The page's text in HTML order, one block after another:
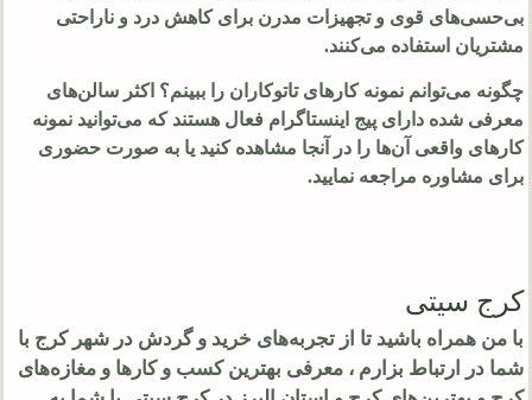
بی‌حسی‌های قوی و تجهیزات مدرن برای کاهش درد و ناراحتی
مشتریان استفاده می‌کنند.
چگونه می‌توانم نمونه کارهای تاتوکاران را ببینم؟ اکثر سالن‌های
معرفی شده دارای پیج اینستاگرام فعال هستند که می‌توانید نمونه
کارهای واقعی آن‌ها را در آنجا مشاهده کنید یا به صورت حضوری
برای مشاوره مراجعه نمایید.
کرج سیتی
با من همراه باشید تا از تجربه‌های خرید و گردش در شهر کرج با
شما در ارتباط بزارم ، معرفی بهترین کسب و کارها و مغازه‌های